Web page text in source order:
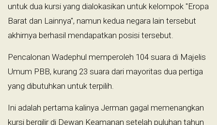
untuk dua kursi yang dialokasikan untuk kelompok "Eropa
Barat dan Lainnya", namun kedua negara lain tersebut
akhirnya berhasil mendapatkan posisi tersebut.
Pencalonan Wadephul memperoleh 104 suara di Majelis
Umum PBB, kurang 23 suara dari mayoritas dua pertiga
yang dibutuhkan untuk terpilih.
Ini adalah pertama kalinya Jerman gagal memenangkan
kursi bergilir di Dewan Keamanan setelah puluhan tahun